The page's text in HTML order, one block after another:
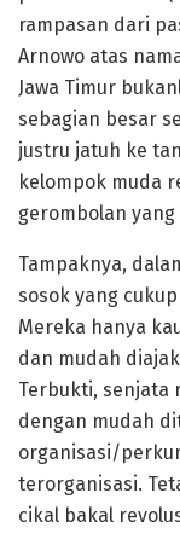
rampasan dari
Arnowo atas
Jawa Timur
sebagian besar
justru jatuh ke
kelompok muda
gerombolan
Tampaknya,
sosok yang
Mereka hanya
dan mudah
Terbukti, senjata
dengan mudah
organisasi/
terorganisasi.
cikal bakal